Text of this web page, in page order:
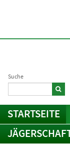
Suche
STARTSEITE